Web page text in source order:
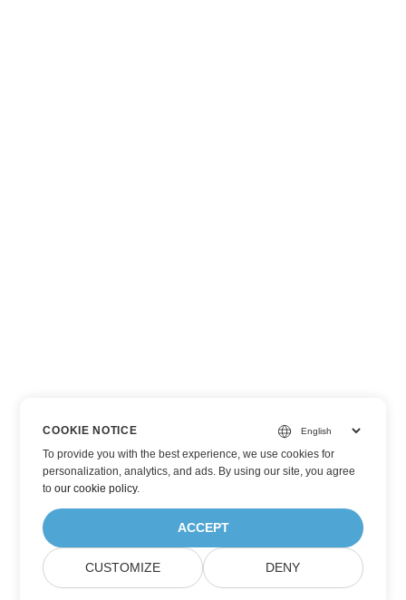
COOKIE NOTICE
To provide you with the best experience, we use cookies for
personalization, analytics, and ads. By using our site, you agree
toour cookie policy.
ACCEPT
CUSTOMIZE DENY